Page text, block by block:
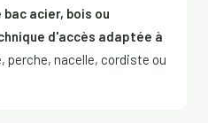
acier, bois ou
d'accès adaptée à
perche, nacelle, cordiste ou